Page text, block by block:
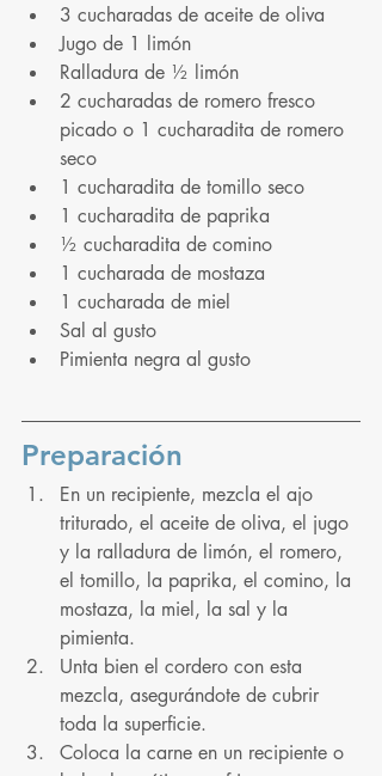
3 cucharadas de aceite de oliva
Jugo de 1 limón
Ralladura de ½ limón
2 cucharadas de romero fresco
picado o 1 cucharadita de romero
seco
1 cucharadita de tomillo seco
1 cucharadita de paprika
½ cucharadita de comino
1 cucharada de mostaza
1 cucharada de miel
Sal al gusto
Pimienta negra al gusto
Preparación
En un recipiente, mezcla el ajo
triturado, el aceite de oliva, el jugo
y la ralladura de limón, el romero,
el tomillo, la paprika, el comino, la
mostaza, la miel, la sal y la
pimienta.
Unta bien el cordero con esta
mezcla, asegurándote de cubrir
toda la superficie.
Coloca la carne en un recipiente o